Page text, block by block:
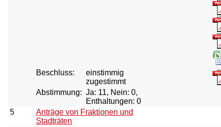
Beschluss:
einstimmig
zugestimmt
Abstimmung: Ja: 11, Nein: 0,
Enthaltungen: 0
5
Anträge von Fraktionen und
Stadträten